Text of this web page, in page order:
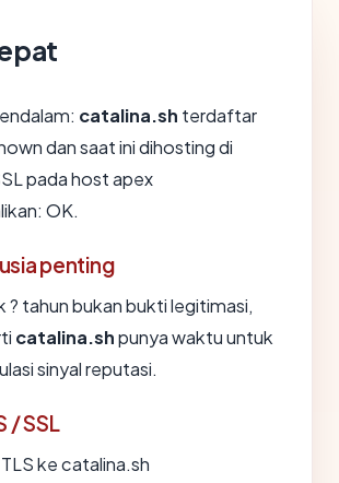
catalina.sh terdaftar
dan saat ini dihosting di
pada host apex
OK.
penting
? tahun bukan bukti legitimasi,
catalina.shpunya waktu untuk
sinyal reputasi.
/ SSL
ke catalina.sh